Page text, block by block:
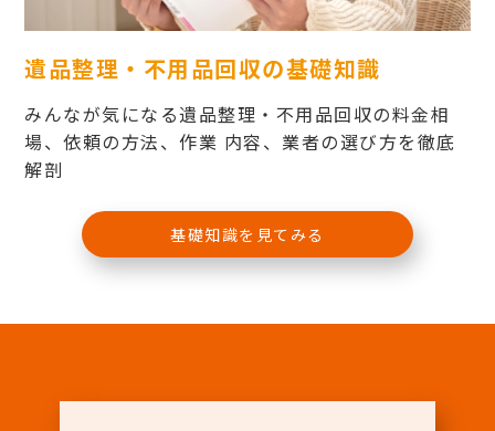
遺品整理・不用品回収の基礎知識
みんなが気になる遺品整理・不用品回収の料金相
場、依頼の方法、作業 内容、業者の選び方を徹底
解剖
基礎知識を見てみる